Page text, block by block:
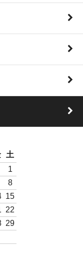
土
1
8
15
22
29